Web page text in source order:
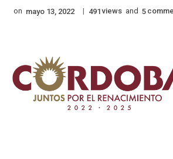
on mayo 13, 2022 | 491 views and 5